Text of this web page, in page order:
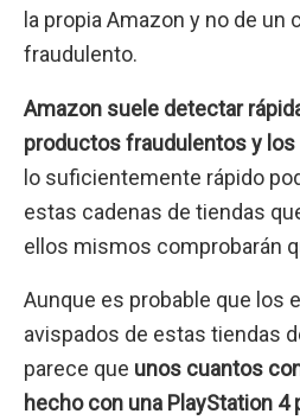
la propia Amazon y no de un
fraudulento.
Amazon suele detectar
productos fraudulentos y los
lo suficientemente rápido
estas cadenas de tiendas
ellos mismos comprobarán
Aunque es probable que los
avispados de estas tiendas
parece que unos cuantos
hecho con una PlayStation